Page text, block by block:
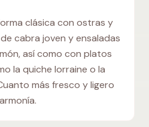
clásica con ostras y
cabra joven y ensaladas
así como con platos
la quiche lorraine o la
más fresco y ligero